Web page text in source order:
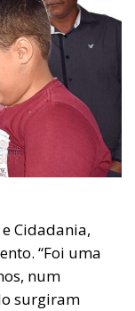
Cidadania,
“Foi uma
num
surgiram